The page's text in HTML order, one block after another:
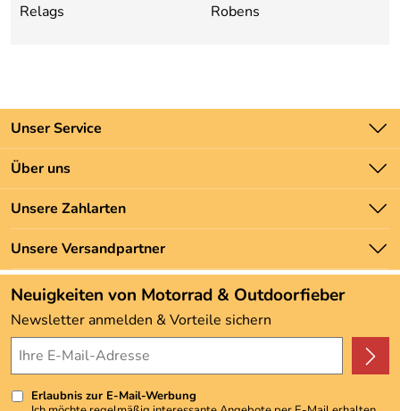
Relags
Robens
Unser Service
Kontakt
Batteriegesetz
Newsletter
Zahlung und Versand
Über uns
Unsere Bestseller
Marken
Neu
Angebote
Kundenbewertungen (3.493)
4,9/5*****
Unsere Zahlarten
Unsere Versandpartner
Neuigkeiten von Motorrad & Outdoorfieber
Newsletter anmelden & Vorteile sichern
Erlaubnis zur E-Mail-Werbung